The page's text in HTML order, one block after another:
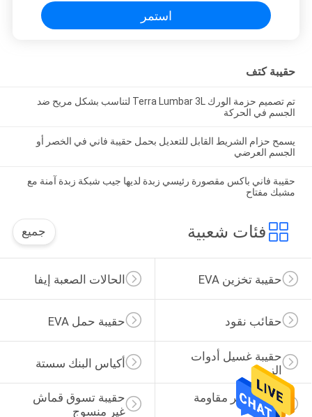
استمر
حقيبة كتف
تم تصميم حزمة الورك Terra Lumbar 3L لتناسب بشكل مريح ضد
الجسم في الحركة
يسمح حزام الشريط القابل للتعديل بحمل حقيبة فاني في الخصر أو
الجسم العرضي
حقيبة فاني باكس مقصورة رئيسي زبدة لديها جيب شبكة زبدة آمنة مع
مشبك مفتاح
فئات شعبية جميع
الحالات الصعبة إيفا حقيبة تخزين EVA
حقيبة حمل EVA حقائب نقود
أكياس البنك سستة
حقيبة غسيل أدوات
الزينة
حقيبة تسوق قماش
غير منسوج
حقيبة ظهر مقاومة
للماء